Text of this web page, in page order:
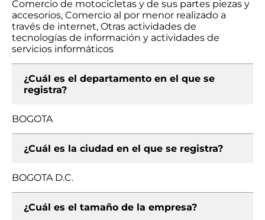
Comercio de motocicletas y de sus partes piezas y
accesorios, Comercio al por menor realizado a
través de internet, Otras actividades de
tecnologías de información y actividades de
servicios informáticos
¿Cuál es el departamento en el que se
registra?
BOGOTA
¿Cuál es la ciudad en el que se registra?
BOGOTA D.C.
¿Cuál es el tamaño de la empresa?